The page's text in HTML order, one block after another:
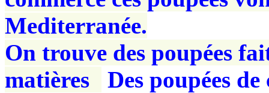
Mediterranée.
On trouve des poupées
matières
Des poupées